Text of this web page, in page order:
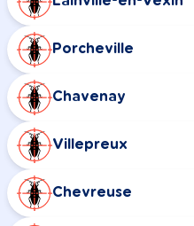
Porcheville
Chavenay
Villepreux
Chevreuse